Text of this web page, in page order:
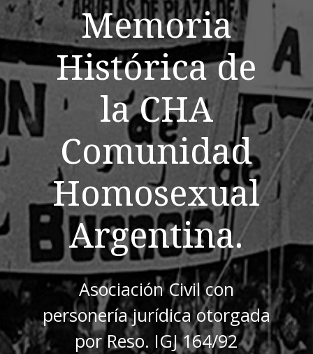
Memoria
Histórica de
la CHA
Comunidad
Homosexual
Argentina.
Asociación Civil con
personería jurídica otorgada
por Reso. IGJ 164/92